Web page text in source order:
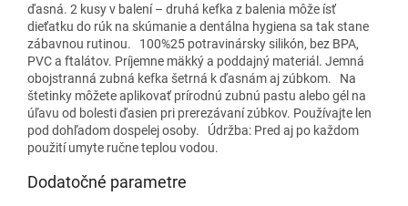
ďasná. 2 kusy v balení – druhá kefka z balenia môže ísť
dieťatku do rúk na skúmanie a dentálna hygiena sa tak stane
zábavnou rutinou. 100%25 potravinársky silikón, bez BPA,
PVC a ftalátov. Príjemne mäkký a poddajný materiál. Jemná
obojstranná zubná kefka šetrná k ďasnám aj zúbkom. Na
štetinky môžete aplikovať prírodnú zubnú pastu alebo gél na
úľavu od bolesti ďasien pri prerezávaní zúbkov. Používajte len
pod dohľadom dospelej osoby. Údržba: Pred aj po každom
použití umyte ručne teplou vodou.
Dodatočné parametre